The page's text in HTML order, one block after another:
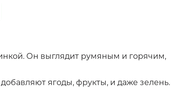
Он выглядит румяным и горячим,
ягоды, фрукты, и даже зелень.